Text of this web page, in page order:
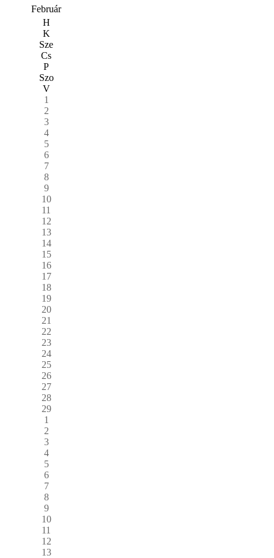
Február
H
K
Sze
Cs
P
Szo
V
1
2
3
4
5
6
7
8
9
10
11
12
13
14
15
16
17
18
19
20
21
22
23
24
25
26
27
28
29
1
2
3
4
5
6
7
8
9
10
11
12
13